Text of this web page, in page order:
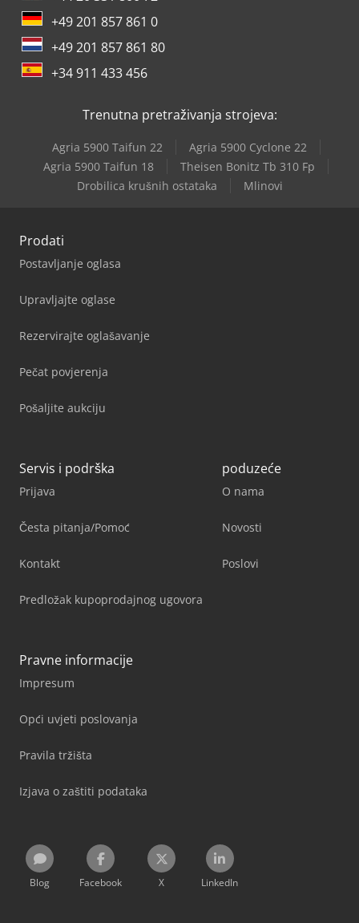
+49 201 857 861 0
+49 201 857 861 80
+34 911 433 456
Trenutna pretraživanja strojeva:
Agria 5900 Taifun 22
Agria 5900 Cyclone 22
Agria 5900 Taifun 18
Theisen Bonitz Tb 310 Fp
Drobilica krušnih ostataka
Mlinovi
Prodati
Postavljanje oglasa
Upravljajte oglase
Rezervirajte oglašavanje
Pečat povjerenja
Pošaljite aukciju
Servis i podrška
Prijava
Česta pitanja/Pomoć
Kontakt
Predložak kupoprodajnog ugovora
poduzeće
O nama
Novosti
Poslovi
Pravne informacije
Impresum
Opći uvjeti poslovanja
Pravila tržišta
Izjava o zaštiti podataka
Blog Facebook X LinkedIn